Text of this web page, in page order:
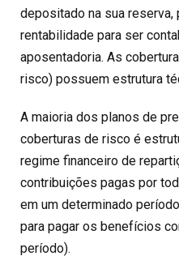
depositado na sua reserva,
rentabilidade para ser
aposentadoria. As
risco) possuem estrutura
A maioria dos planos de
coberturas de risco é
regime financeiro de
contribuições pagas por
em um determinado
para pagar os benefícios
período).